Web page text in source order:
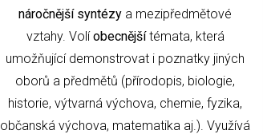
náročnější syntézy a mezipředmětové
vztahy. Volíobecnějšítémata, která
umožňující demonstrovat i poznatky jiných
oborů a předmětů (přírodopis, biologie,
historie, výtvarná výchova, chemie, fyzika,
občanská výchova, matematika aj.). Využívá